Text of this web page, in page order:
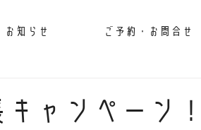
お知らせ ご予約・お問合せ
ャンペーン！